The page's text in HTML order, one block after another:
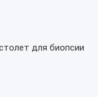
для биопсии